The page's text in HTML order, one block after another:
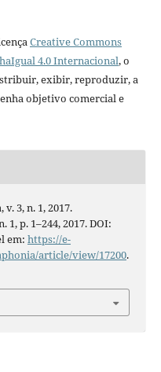
Creative Commons
4.0 Internacional, o
exibir, reproduzir, a
objetivo comercial e
3, n. 1, 2017.
1, p. 1–244, 2017. DOI:
em: https://e-
article/view/17200.